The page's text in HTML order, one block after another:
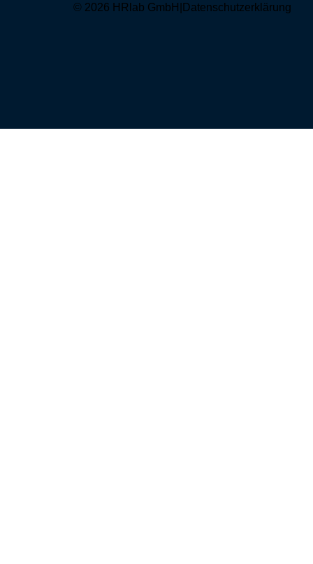
© 2026 HRlab GmbH Datenschutzerklärung